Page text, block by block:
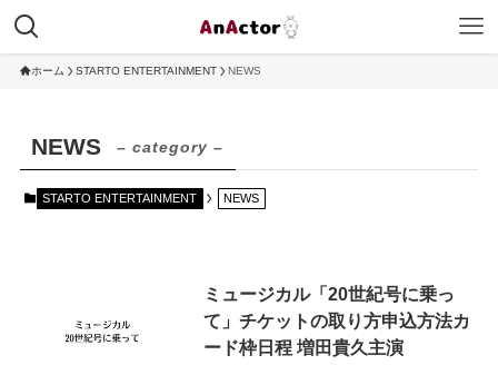
ホーム STARTO ENTERTAINMENT NEWS
NEWS – category –
STARTO ENTERTAINMENT NEWS
ミュージカル「20世紀号に乗っ
て」チケットの取り方申込方法カ
ード枠日程 増田貴久主演